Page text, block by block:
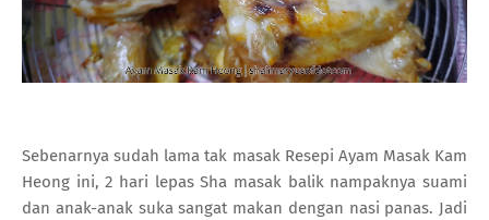
Sebenarnya sudah lama tak masak Resepi Ayam Masak Kam
Heong ini, 2 hari lepas Sha masak balik nampaknya suami
dan anak-anak suka sangat makan dengan nasi panas. Jadi